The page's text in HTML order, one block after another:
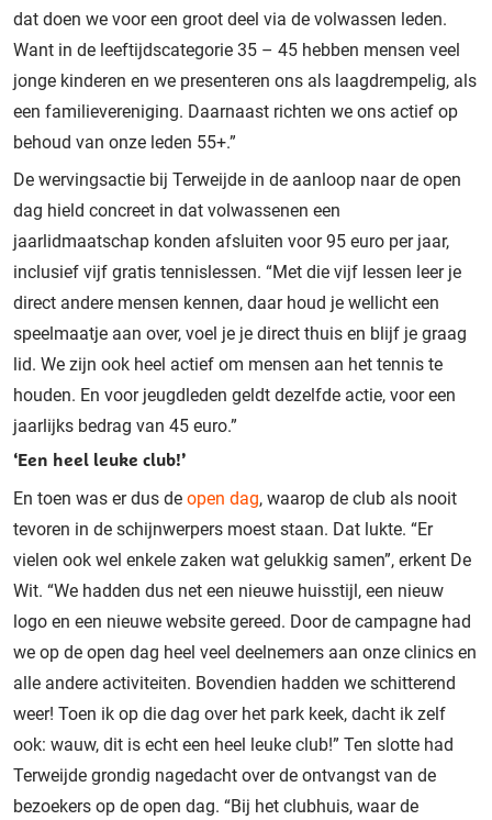
dat doen we voor een groot deel via de volwassen leden.
Want in de leeftijdscategorie 35 – 45 hebben mensen veel
jonge kinderen en we presenteren ons als laagdrempelig, als
een familievereniging. Daarnaast richten we ons actief op
behoud van onze leden 55+.”
De wervingsactie bij Terweijde in de aanloop naar de open
dag hield concreet in dat volwassenen een
jaarlidmaatschap konden afsluiten voor 95 euro per jaar,
inclusief vijf gratis tennislessen. “Met die vijf lessen leer je
direct andere mensen kennen, daar houd je wellicht een
speelmaatje aan over, voel je je direct thuis en blijf je graag
lid. We zijn ook heel actief om mensen aan het tennis te
houden. En voor jeugdleden geldt dezelfde actie, voor een
jaarlijks bedrag van 45 euro.”
‘Een heel leuke club!’
En toen was er dus de open dag, waarop de club als nooit
tevoren in de schijnwerpers moest staan. Dat lukte. “Er
vielen ook wel enkele zaken wat gelukkig samen”, erkent De
Wit. “We hadden dus net een nieuwe huisstijl, een nieuw
logo en een nieuwe website gereed. Door de campagne had
we op de open dag heel veel deelnemers aan onze clinics en
alle andere activiteiten. Bovendien hadden we schitterend
weer! Toen ik op die dag over het park keek, dacht ik zelf
ook: wauw, dit is echt een heel leuke club!” Ten slotte had
Terweijde grondig nagedacht over de ontvangst van de
bezoekers op de open dag. “Bij het clubhuis, waar de